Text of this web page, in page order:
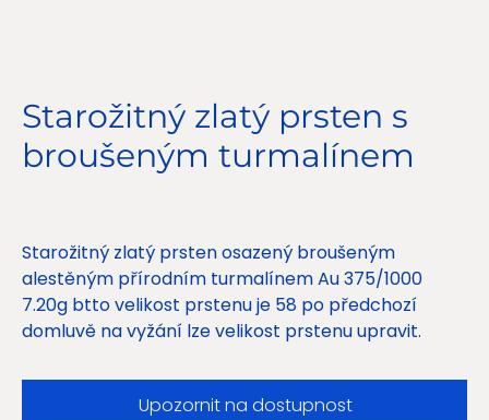
Starožitný zlatý prsten s
broušeným turmalínem
Starožitný zlatý prsten osazený broušeným
alestěným přírodním turmalínem Au 375/1000
7.20g btto velikost prstenu je 58 po předchozí
domluvě na vyžání lze velikost prstenu upravit.
Upozornit na dostupnost